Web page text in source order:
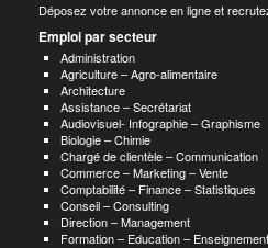
Déposez votre annonce en ligne et
Emploi par secteur
Administration
Agriculture – Agro-alimentaire
Architecture
Assistance – Secrétariat
Audiovisuel- Infographie – Graphisme
Biologie – Chimie
Chargé de clientèle – Communication
Commerce – Marketing – Vente
Comptabilité – Finance – Statistiques
Conseil – Consulting
Direction – Management
Formation – Education – Enseignement